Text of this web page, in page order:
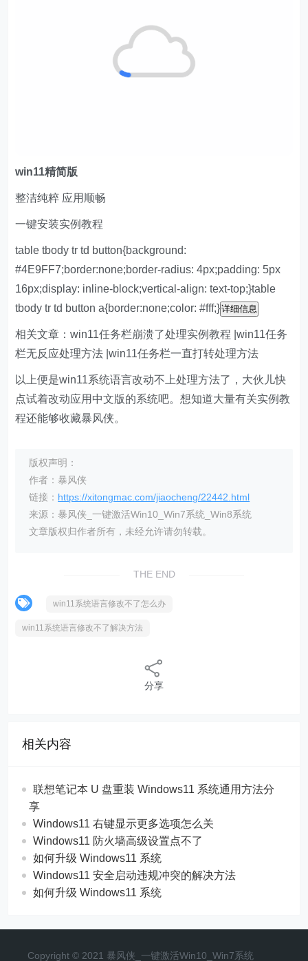
win11精简版
整洁纯粹 应用顺畅
一键安装实例教程
table tbody tr td button{background:
#4E9FF7;border:none;border-radius: 4px;padding: 5px
16px;display: inline-block;vertical-align: text-top;}table
tbody tr td button a{border:none;color: #fff;}详细信息
相关文章：win11任务栏崩溃了处理实例教程 |win11任务
栏无反应处理方法 |win11任务栏一直打转处理方法
以上便是win11系统语言改动不上处理方法了，大伙儿快
点试着改动应用中文版的系统吧。想知道大量有关实例教
程还能够收藏暴风侠。
版权声明：
作者：暴风侠
链接： https://xitongmac.com/jiaocheng/22442.html
来源：暴风侠_一键激活Win10_Win7系统_Win8系统
文章版权归作者所有，未经允许请勿转载。
THE END
win11系统语言修改不了怎么办
win11系统语言修改不了解决方法
分享
相关内容
联想笔记本 U 盘重装 Windows11 系统通用方法分
享
Windows11 右键显示更多选项怎么关
Windows11 防火墙高级设置点不了
如何升级 Windows11 系统
Windows11 安全启动违规冲突的解决方法
如何升级 Windows11 系统
Copyright © 2021 暴风侠_一键激活Win10_Win7系统